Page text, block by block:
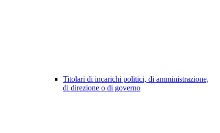
Titolari di incarichi politici, di amministrazione,
di direzione o di governo